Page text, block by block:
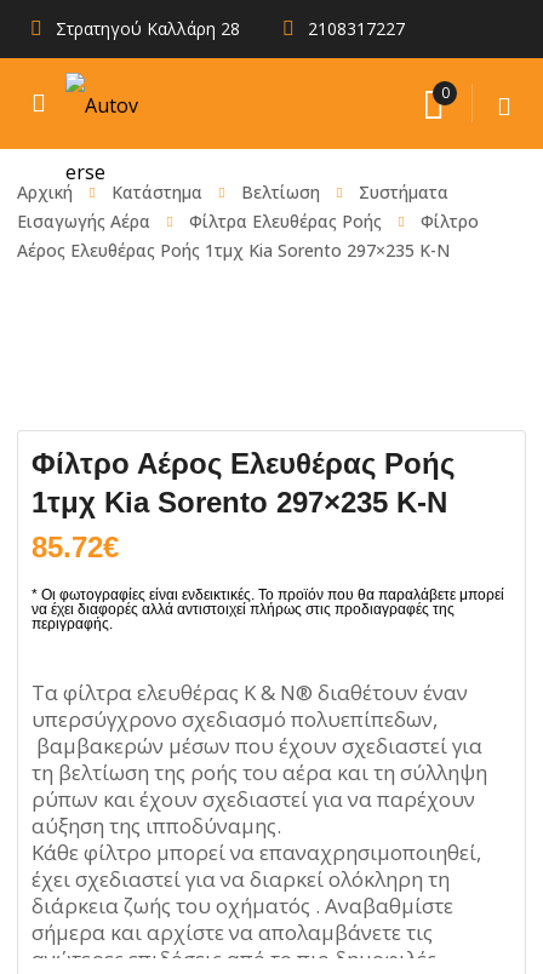
Στρατηγού Καλλάρη 28 2108317227
0
Αρχική Κατάστημα Βελτίωση
Συστήματα
Εισαγωγής Αέρα
Φίλτρα Ελευθέρας Ροής
Φίλτρο
Αέρος Ελευθέρας Ροής 1τμχ Kia Sorento 297×235 K-N
Φίλτρο Αέρος Ελευθέρας Ροής
1τμχ Kia Sorento 297×235 K-N
85.72€
Τα φίλτρα ελευθέρας K & N® διαθέτουν έναν
υπερσύγχρονο σχεδιασμό πολυεπίπεδων,
βαμβακερών μέσων που έχουν σχεδιαστεί για
τη βελτίωση της ροής του αέρα και τη σύλληψη
ρύπων και έχουν σχεδιαστεί για να παρέχουν
αύξηση της ιπποδύναμης.
Κάθε φίλτρο μπορεί να επαναχρησιμοποιηθεί,
έχει σχεδιαστεί για να διαρκεί ολόκληρη τη
διάρκεια ζωής του οχήματός . Αναβαθμίστε
σήμερα και αρχίστε να απολαμβάνετε τις
ανώτερες επιδόσεις από το πιο δημοφιλές